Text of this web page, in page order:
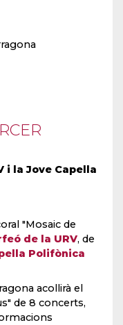
i la Jove Capella
"Mosaic de
de la URV, de
Polifònica
acollirà el
de 8 concerts,